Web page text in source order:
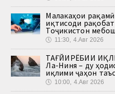
Малакаҳои
иқтисоди
Тоҷикистон
🕔 11:30, 4.Авг 2026
ТАҒЙИРЁБИИ
Ла-Ниня – ду
иқлими ҷаҳон
🕔 10:00, 4.Авг 2026